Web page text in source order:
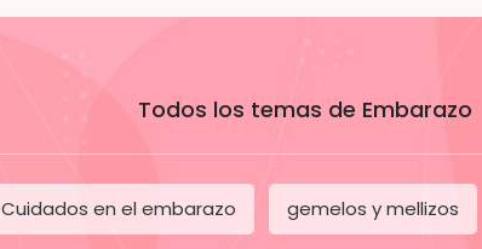
Todos los temas de Embarazo
Cuidados en el embarazo gemelos y mellizos